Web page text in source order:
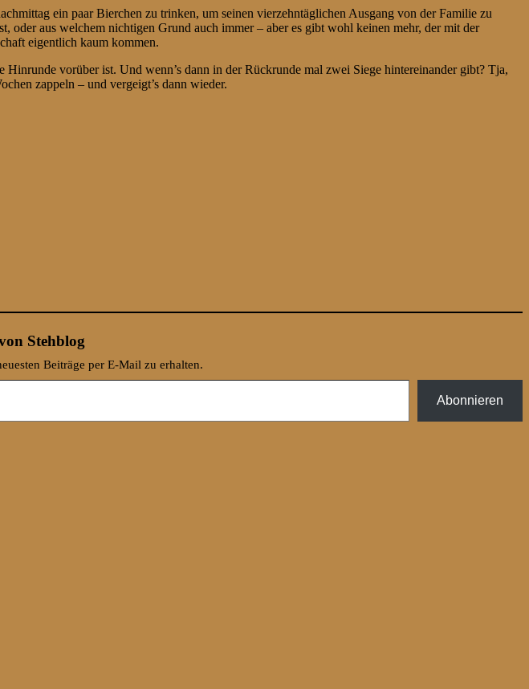
ein paar Bierchen zu trinken, um seinen vierzehntäglichen Ausgang von der Familie zu
aus welchem nichtigen Grund auch immer – aber es gibt wohl keinen mehr, der mit der
eigentlich kaum kommen.
vorüber ist. Und wenn’s dann in der Rückrunde mal zwei Siege hintereinander gibt? Tja,
zappeln – und vergeigt’s dann wieder.
Stehblog
Beiträge per E-Mail zu erhalten.
Abonnieren